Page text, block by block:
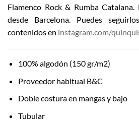
Flamenco Rock & Rumba
desde Barcelona. Puedes
contenidos en instagram.com/
100% algodón (150 gr/m2)
Proveedor habitual B&C
Doble costura en mangas y bajo
Tubular